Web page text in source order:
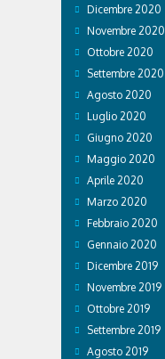
Dicembre 2020
Novembre 2020
Ottobre 2020
Settembre 2020
Agosto 2020
Luglio 2020
Giugno 2020
Maggio 2020
Aprile 2020
Marzo 2020
Febbraio 2020
Gennaio 2020
Dicembre 2019
Novembre 2019
Ottobre 2019
Settembre 2019
Agosto 2019